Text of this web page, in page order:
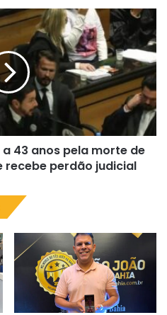
43 anos pela morte de
recebe perdão judicial